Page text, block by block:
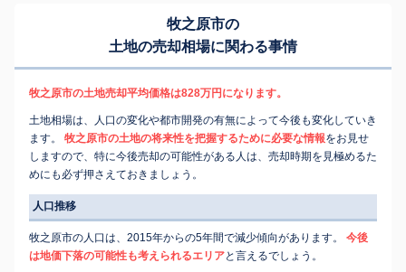
牧之原市の
土地の売却相場に関わる事情
牧之原市の土地売却平均価格は828万円になります。
土地相場は、人口の変化や都市開発の有無によって今後も変化していき
ます。
牧之原市の土地の将来性を把握するために必要な情報をお見せ
しますので、特に今後売却の可能性がある人は、売却時期を見極めるた
めにも必ず押さえておきましょう。
人口推移
牧之原市の人口は、2015年からの5年間で減少傾向があります。
今後
は地価下落の可能性も考えられるエリアと言えるでしょう。